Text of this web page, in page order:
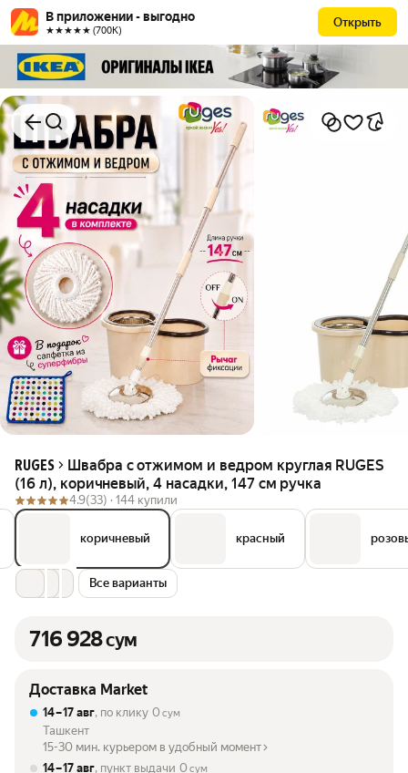
В приложении - выгодно
★★★★★ (700К)
Открыть
RUGES
Швабра с отжимом и ведром круглая RUGES
(16 л), коричневый, 4 насадки, 147 см ручка
4.9(33) · 144 купили
коричневый красный
Все варианты
716 928сум
Доставка Market
14 – 17 авг, по клику 0 сум
Ташкент
15-30 мин. курьером в удобный момент
14 – 17 авг, пункт выдачи 0 сум